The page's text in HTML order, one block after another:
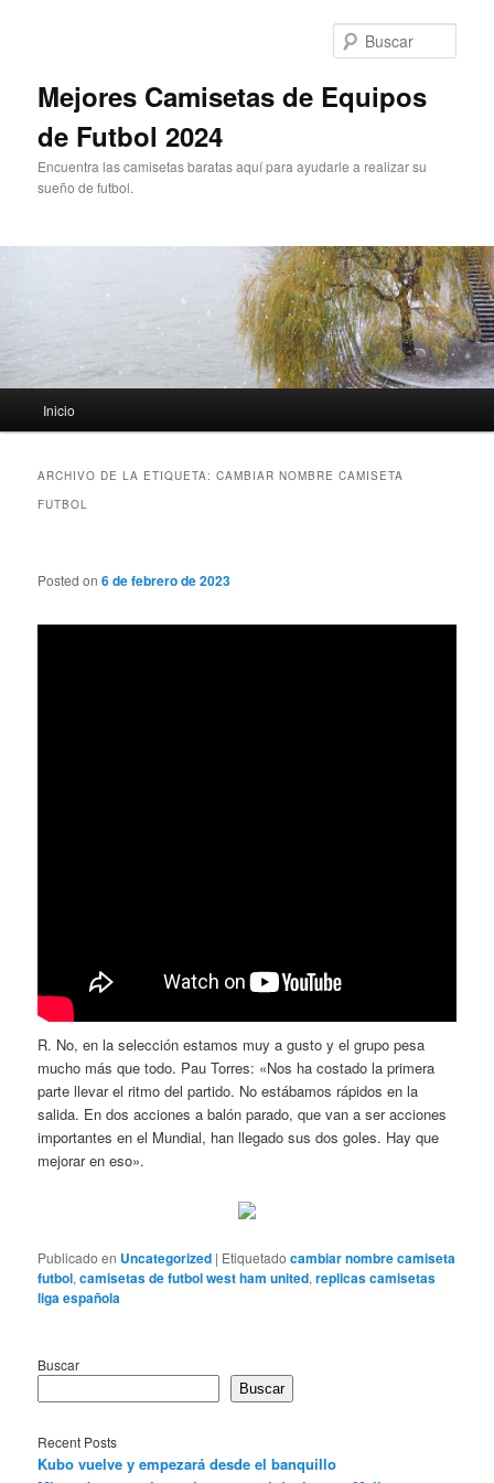
Mejores Camisetas de Equipos
de Futbol 2024
Encuentra las camisetas baratas aquí para ayudarle a realizar su
sueño de futbol.
principal
Inicio
ARCHIVO DE LA ETIQUETA:CAMBIAR NOMBRE CAMISETA
FUTBOL
Posted on6 de febrero de 2023
R. No, en la selección estamos muy a gusto y el grupo pesa
mucho más que todo. Pau Torres: «Nos ha costado la primera
parte llevar el ritmo del partido. No estábamos rápidos en la
salida. En dos acciones a balón parado, que van a ser acciones
importantes en el Mundial, han llegado sus dos goles. Hay que
mejorar en eso».
Publicado en Uncategorized | Etiquetado cambiar nombre camiseta
futbol,camisetas de futbol west ham united,replicas camisetas
liga española
Buscar
Buscar
Recent Posts
Kubo vuelve y empezará desde el banquillo